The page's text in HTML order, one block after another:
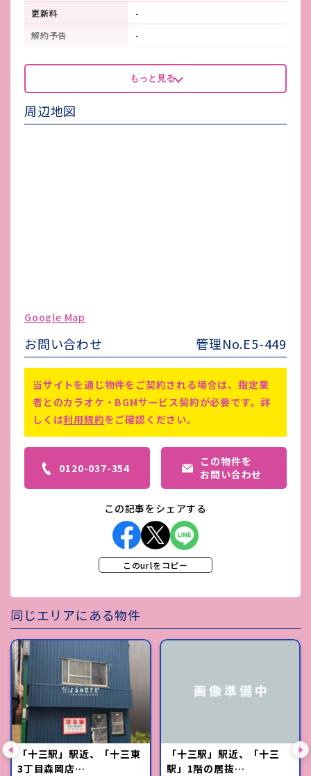
更新料
-
解約予告
-
看板製作費
-
看板使用料・
維持管理費
-
鍵交換費
-
備考 -
もっと見る
周辺地図
Google Map
お問い合わせ 管理No.E5-449
当サイトを通じ物件をご契約される場合は、指定業
者とのカラオケ・BGMサービス契約が必要です。詳
しくは利用規約をご確認ください。
0120-037-354
この物件を
お問い合わせ
この記事をシェアする
このurlをコピー
同じエリアにある物件
「十三駅」駅近、「十三東
3丁目森岡店…
「十三駅」駅近、「十三
駅」1階の居抜…